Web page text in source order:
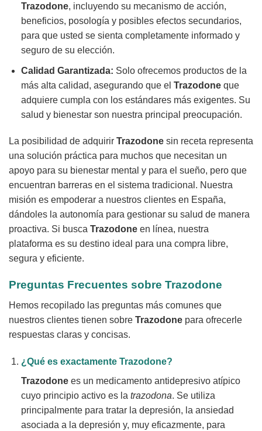
Trazodone, incluyendo su mecanismo de acción,
beneficios, posología y posibles efectos secundarios,
para que usted se sienta completamente informado y
seguro de su elección.
Calidad Garantizada: Solo ofrecemos productos de la
más alta calidad, asegurando que el Trazodoneque
adquiere cumpla con los estándares más exigentes. Su
salud y bienestar son nuestra principal preocupación.
La posibilidad de adquirir Trazodone sin receta representa
una solución práctica para muchos que necesitan un
apoyo para su bienestar mental y para el sueño, pero que
encuentran barreras en el sistema tradicional. Nuestra
misión es empoderar a nuestros clientes en España,
dándoles la autonomía para gestionar su salud de manera
proactiva. Si busca Trazodone en línea, nuestra
plataforma es su destino ideal para una compra libre,
segura y eficiente.
Preguntas Frecuentes sobre Trazodone
Hemos recopilado las preguntas más comunes que
nuestros clientes tienen sobre Trazodone para ofrecerle
respuestas claras y concisas.
¿Qué es exactamente Trazodone?
Trazodonees un medicamento antidepresivo atípico
cuyo principio activo es la trazodona. Se utiliza
principalmente para tratar la depresión, la ansiedad
asociada a la depresión y, muy eficazmente, para